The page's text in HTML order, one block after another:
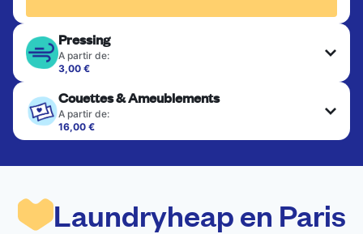
Pressing
A partir de:
3,00 €
par des professionnels. Convient pour les
costumes, les robes, les manteaux et les tissus
nécessitant un soin particulier pour conserver leur
forme, leur couleur et leur texture.
Couettes & Ameublements
A partir de:
16,00 €
Les gros articles tels que les couettes, les
profondeur et séchés à fond. Conçu pour
pas être lavés dans une machine domestique
standard.
Laundryheap en Paris